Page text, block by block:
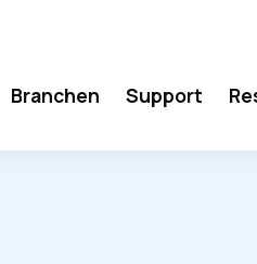
Branchen Support